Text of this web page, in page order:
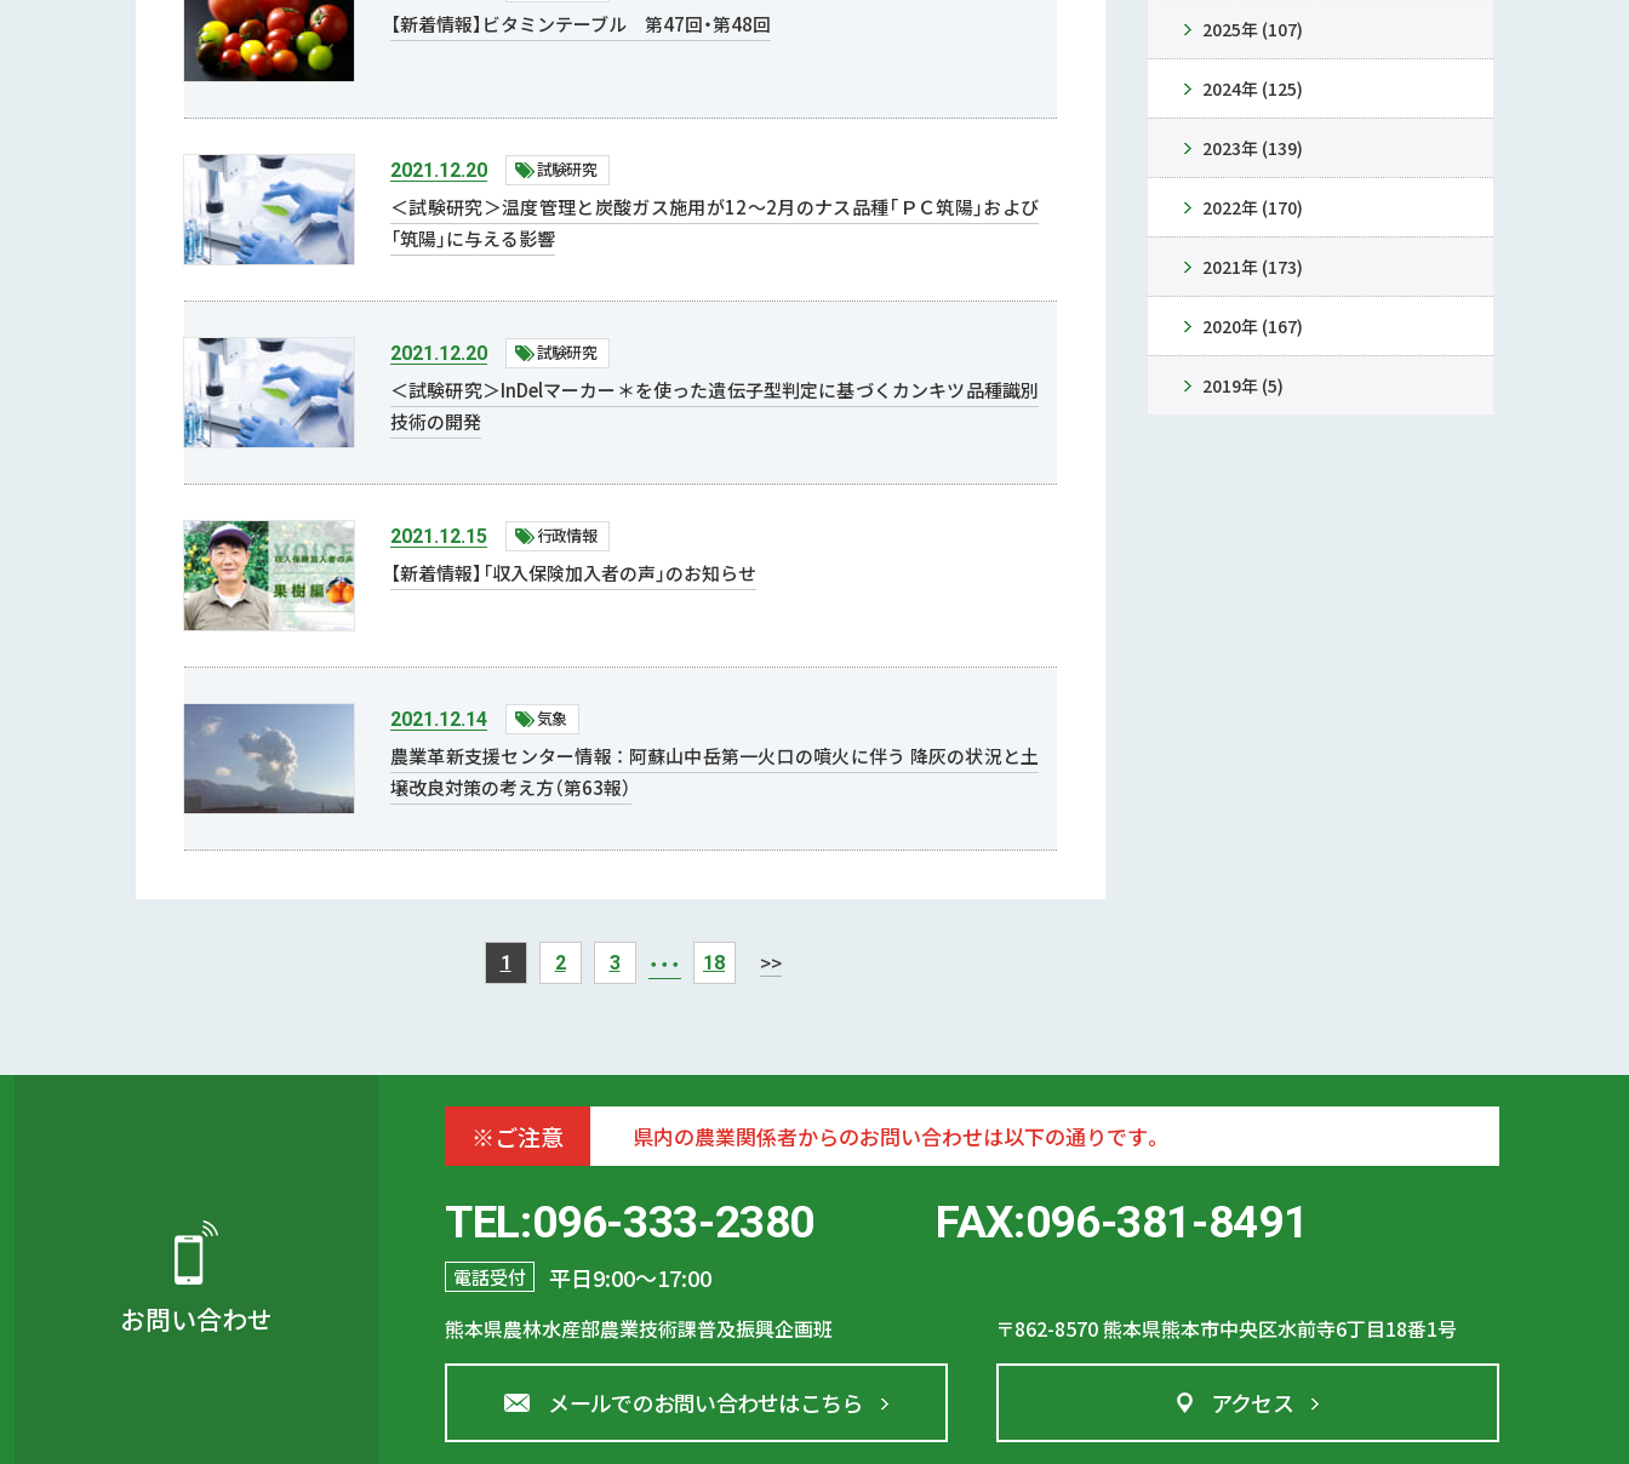
【新着情報】ビタミンテーブル 第47回・第48回
2021.12.20 試験研究
＜試験研究＞温度管理と炭酸ガス施用が12～2月のナス品種「ＰＣ筑陽」および
「筑陽」に与える影響
2021.12.20 試験研究
＜試験研究＞InDelマーカー＊を使った遺伝子型判定に基づくカンキツ品種識別
技術の開発
2021.12.15 行政情報
【新着情報】「収入保険加入者の声」のお知らせ
2021.12.14 気象
農業革新支援センター情報 ： 阿蘇山中岳第一火口の噴火に伴う 降灰の状況と土
壌改良対策の考え方（第63報）
1 2 3 ・・・ 18 >>
2025年 (107)
2024年 (125)
2023年 (139)
2022年 (170)
2021年 (173)
2020年 (167)
2019年 (5)
お問い合わせ
※ご注意 県内の農業関係者からのお問い合わせは以下の通りです。
TEL:096-333-2380
電話受付 平日9:00〜17:00
FAX:096-381-8491
熊本県農林水産部農業技術課普及振興企画班 〒862-8570熊本県熊本市中央区水前寺6丁目18番1号
メールでのお問い合わせはこちら アクセス